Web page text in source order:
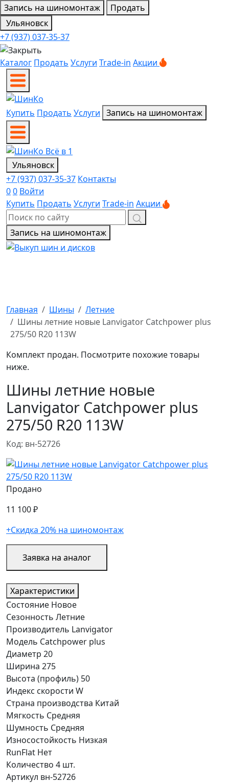
Запись на шиномонтаж
Продать
Ульяновск
+7 (937) 037-35-37
Каталог Продать Услуги Trade-in Акции
Купить Продать Услуги Запись на шиномонтаж
Ульяновск
+7 (937) 037-35-37 Контакты
00 Войти
Купить Продать Услуги Trade-in Акции
Запись на шиномонтаж
Главная Шины
Летние
Шины летние новые Lanvigator Catchpower plus
275/50 R20 113W
Комплект продан. Посмотрите похожие товары
ниже.
Шины летние новые
Lanvigator Catchpower plus
275/50 R20 113W
Код: вн-52726
Продано
11 100 ₽
+Скидка 20% на шиномонтаж
Заявка на аналог
Характеристики
Состояние Новое
Сезонность Летние
Производитель Lanvigator
Модель Catchpower plus
Диаметр 20
Ширина 275
Высота (профиль) 50
Индекс скорости W
Страна производства Китай
Мягкость Средняя
Шумность Средняя
Износостойкость Низкая
RunFlat Нет
Количество 4 шт.
Артикул вн-52726